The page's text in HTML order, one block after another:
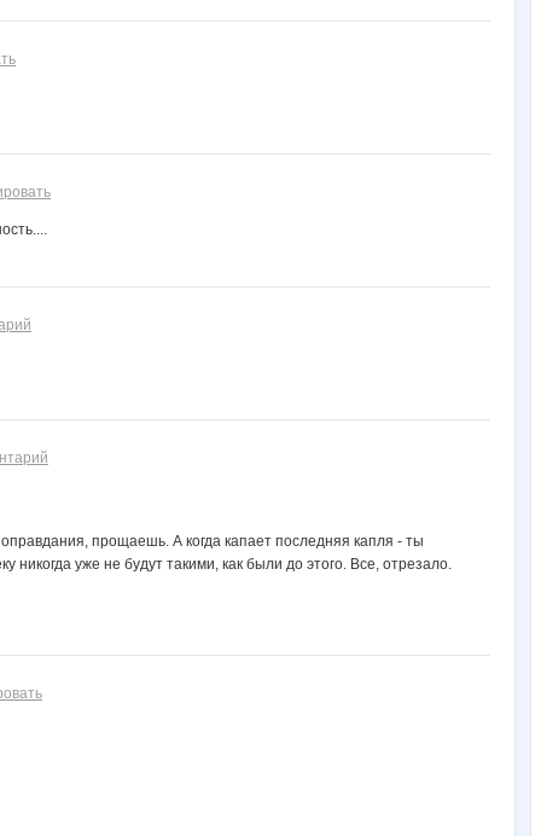
прощаешь. А когда капает последняя капля - ты
никогда уже не будут такими, как были до этого. Все, отрезало.